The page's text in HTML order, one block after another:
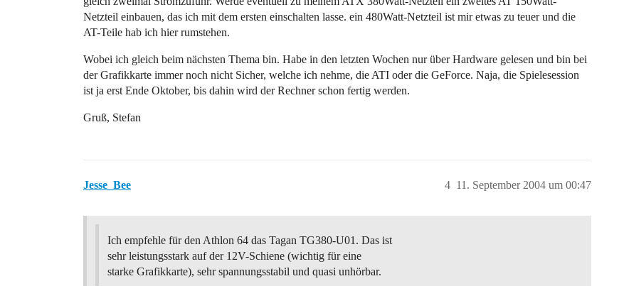
Netzteil einbauen, das ich mit dem ersten einschalten lasse. ein 480Watt-Netzteil ist mir etwas zu teuer und die
AT-Teile hab ich hier rumstehen.
Wobei ich gleich beim nächsten Thema bin. Habe in den letzten Wochen nur über Hardware gelesen und bin bei
der Grafikkarte immer noch nicht Sicher, welche ich nehme, die ATI oder die GeForce. Naja, die Spielesession
ist ja erst Ende Oktober, bis dahin wird der Rechner schon fertig werden.
Gruß, Stefan
Jesse_Bee 11. September 2004 um 00:47
4
Ich empfehle für den Athlon 64 das Tagan TG380-U01. Das ist
sehr leistungsstark auf der 12V-Schiene (wichtig für eine
starke Grafikkarte), sehr spannungsstabil und quasi unhörbar.